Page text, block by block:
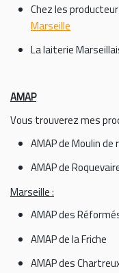
Chez les
Marseille
La laiterie
AMAP
Vous trouverez mes
AMAP de Moulin de
AMAP de
Marseille :
AMAP des
AMAP de la Friche
AMAP des